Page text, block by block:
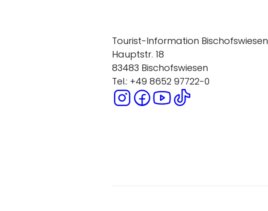
Tourist-Information Bischofswiesen
Hauptstr. 18
83483 Bischofswiesen
Tel.: +49 8652 97722-0